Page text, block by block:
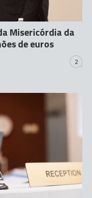
Misericórdia da
de euros
2